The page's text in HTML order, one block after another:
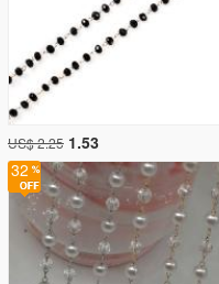
US$ 2.25 1.53
32